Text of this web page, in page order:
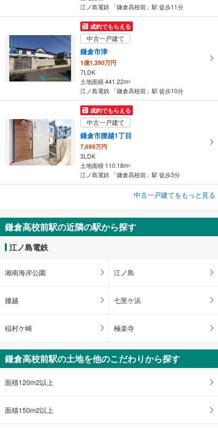
江ノ島電鉄 「鎌倉高校前」駅 徒歩11分
成約でもらえる
中古一戸建て
鎌倉市津
1億1,390万円
7LDK
土地面積 441.22m2
江ノ島電鉄 「鎌倉高校前」駅 徒歩10分
成約でもらえる
中古一戸建て
鎌倉市腰越1丁目
7,699万円
3LDK
土地面積 110.18m2
江ノ島電鉄 「鎌倉高校前」駅 徒歩3分
鎌倉市津
1億1,390万円
中古一戸建てをもっと見る
鎌倉高校前駅の近隣の駅から探す
江ノ島電鉄
湘南海岸公園 江ノ島
腰越 七里ケ浜
稲村ケ崎 極楽寺
鎌倉高校前駅の土地を他のこだわりから探す
面積120m2以上
面積150m2以上